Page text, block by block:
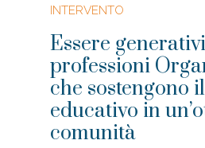
INTERVENTO
Essere
professioni
che sostengono
educativo in
comunità